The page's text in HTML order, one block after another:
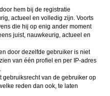
hem bij de registratie
actueel en volledig zijn. Voorts
die hij op enig ander moment
juist, nauwkeurig, actueel en
door dezelfde gebruiker is niet
van één profiel en per IP-adres
gebruiksrecht van de gebruiker op
reden dan ook, te laten